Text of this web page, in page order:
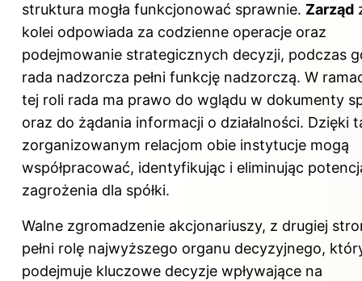
struktura mogła funkcjonować sprawnie. Zarząd
kolei odpowiada za codzienne operacje oraz
podejmowanie strategicznych decyzji, podczas
rada nadzorcza pełni funkcję nadzorczą. W
tej roli rada ma prawo do wglądu w dokumenty
oraz do żądania informacji o działalności. Dzięki
zorganizowanym relacjom obie instytucje mogą
współpracować, identyfikując i eliminując
zagrożenia dla spółki.
Walne zgromadzenie akcjonariuszy, z drugiej
pełni rolę najwyższego organu decyzyjnego,
podejmuje kluczowe decyzje wpływające na